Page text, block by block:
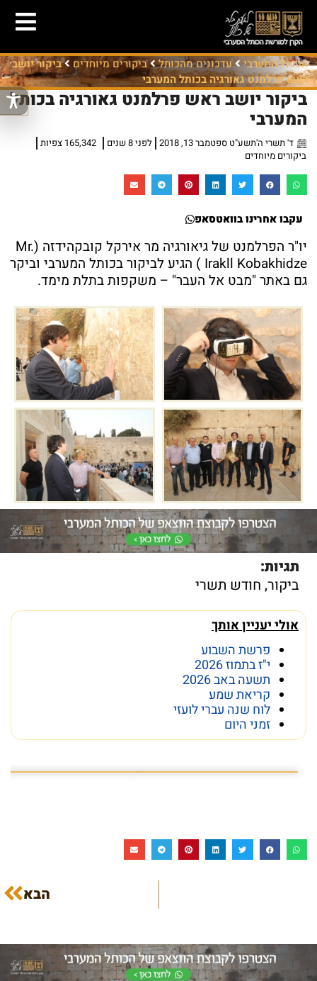
הכותל המערבי עדכונים מהכותל ביקורים מיוחדים
ביקור יושב
ראש פרלמנט גאורגיה בכותל המערבי
ביקור יושב ראש פרלמנט גאורגיה בכותל
המערבי
ד' תשרי ה'תשע"ט ספטמבר 13, 2018 לפני 8 שנים
165,342 צפיות
ביקורים מיוחדים
עקבו אחרינו בוואטסאפ
יו"ר הפרלמנט של גיאורגיה מר אירקל קובקהידזה (Mr.
Irakll Kobakhidze ) הגיע לביקור בכותל המערבי וביקר
גם באתר "מבט אל העבר" – משקפות בתלת מימד.
תגיות:
ביקור, חודש תשרי
אולי יעניין אותך
פרשת השבוע
י"ז בתמוז 2026
תשעה באב 2026
קריאת שמע
לוח שנה עברי לועזי
זמני היום
הבא